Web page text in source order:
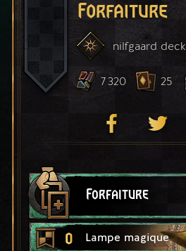
Forfaiture
nilfgaard deck
7 320 25
Forfaiture
0 Lampe magique